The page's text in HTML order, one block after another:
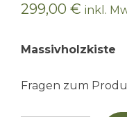
299,00 € inkl.
Massivholzkiste
Fragen zum